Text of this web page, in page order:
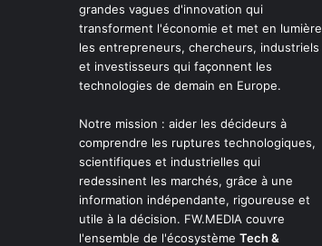
grandes vagues d'innovation qui
transforment l'économie et met en lumière
les entrepreneurs, chercheurs, industriels
et investisseurs qui façonnent les
technologies de demain en Europe.
Notre mission : aider les décideurs à
comprendre les ruptures technologiques,
scientifiques et industrielles qui
redessinent les marchés, grâce à une
information indépendante, rigoureuse et
utile à la décision. FW.MEDIA couvre
l'ensemble de l'écosystème Tech &